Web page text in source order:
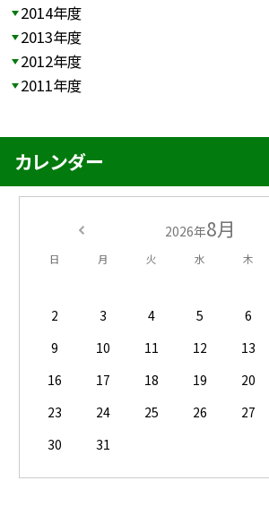
2014年度
2013年度
2012年度
2011年度
カレンダー
2026年8月
日 月 火 水 木
2
3 4 5 6
9
10 11 12 13
16
17 18 19 20
23
24 25 26 27
30
31